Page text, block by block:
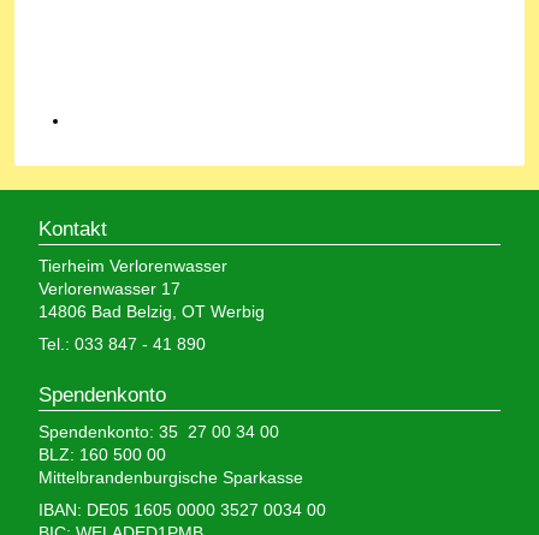
Kontakt
Tierheim Verlorenwasser
Verlorenwasser 17
14806 Bad Belzig, OT Werbig
Tel.: 033 847 - 41 890
Spendenkonto
Spendenkonto: 35 27 00 34 00
BLZ: 160 500 00
Mittelbrandenburgische Sparkasse
IBAN: DE05 1605 0000 3527 0034 00